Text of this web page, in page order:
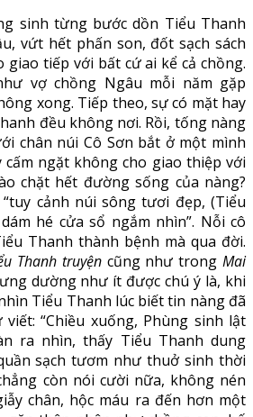
sinh từng bước dồn Tiểu Thanh
vứt hết phấn son, đốt sạch sách
giao tiếp với bất cứ ai kể cả chồng.
vợ chồng Ngâu mỗi năm gặp
xong. Tiếp theo, sự có mặt hay
đều không nơi. Rồi, tống nàng
chân núi Cô Sơn bắt ở một mình
ngặt không cho giao thiệp với
chặt hết đường sống của nàng?
cảnh núi sông tươi đẹp, (Tiểu
hé cửa sổ ngắm nhìn”. Nỗi cô
Thanh thành bệnh mà qua đời.
Thanh truyệncũng như trongMai
dường như ít được chú ý là, khi
Tiểu Thanh lúc biết tin nàng đã
“Chiều xuống, Phùng sinh lật
ra nhìn, thấy Tiểu Thanh dung
sạch tươm như thuở sinh thời
còn nói cười nữa, không nén
chân, hộc máu ra đến hơn một